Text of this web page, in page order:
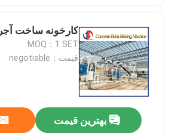
خانه
محصولات
دربارهی ما
کارخونه ساخت آجر
MOQ：1 SET
قیمت：negotiable
بهترین قیمت
رولر تنش دهنده ی تک درام JA608